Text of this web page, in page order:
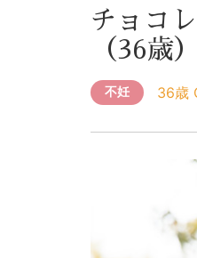
チョコ
（36歳）
不妊 36歳